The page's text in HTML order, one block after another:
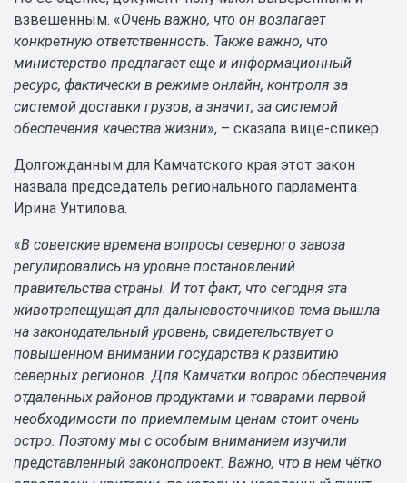
взвешенным. «Очень важно, что он возлагает
конкретную ответственность. Также важно, что
министерство предлагает еще и информационный
ресурс, фактически в режиме онлайн, контроля за
системой доставки грузов, а значит, за системой
обеспечения качества жизни», – сказала вице-спикер.
Долгожданным для Камчатского края этот закон
назвала председатель регионального парламента
Ирина Унтилова.
«В советские времена вопросы северного завоза
регулировались на уровне постановлений
правительства страны. И тот факт, что сегодня эта
животрепещущая для дальневосточников тема вышла
на законодательный уровень, свидетельствует о
повышенном внимании государства к развитию
северных регионов. Для Камчатки вопрос обеспечения
отдаленных районов продуктами и товарами первой
необходимости по приемлемым ценам стоит очень
остро. Поэтому мы с особым вниманием изучили
представленный законопроект. Важно, что в нем чётко